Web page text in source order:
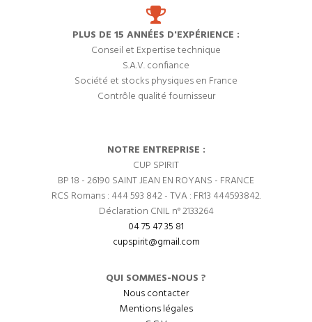
PLUS DE 15 ANNÉES D'EXPÉRIENCE :
Conseil et Expertise technique
S.A.V. confiance
Société et stocks physiques en France
Contrôle qualité fournisseur
NOTRE ENTREPRISE :
CUP SPIRIT
BP 18 - 26190 SAINT JEAN EN ROYANS - FRANCE
RCS Romans : 444 593 842 - TVA : FR13 444593842.
Déclaration CNIL n° 2133264
04 75 47 35 81
cupspirit@gmail.com
QUI SOMMES-NOUS ?
Nous contacter
Mentions légales